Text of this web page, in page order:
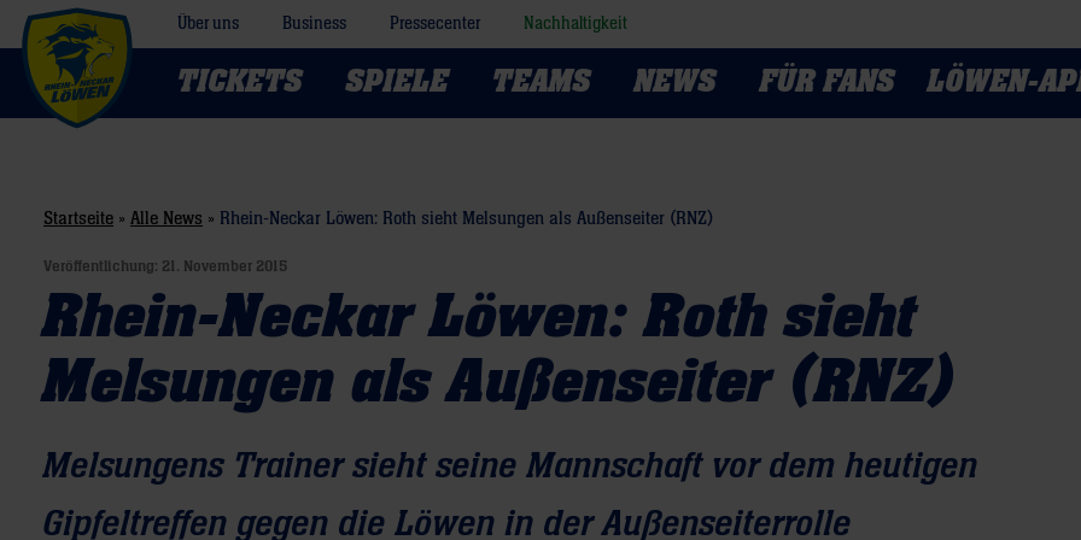
Über uns Business Pressecenter Nachhaltigkeit
TICKETS SPIELE TEAMS NEWS FÜR FANS LÖWEN-
Startseite » Alle News » Rhein-Neckar Löwen: Roth sieht Melsungen als Außenseiter (RNZ)
Veröffentlichung: 21. November 2015
Rhein-Neckar Löwen: Roth sieht
Melsungen als Außenseiter (RNZ)
Melsungens Trainer sieht seine Mannschaft vor dem heutigen
Gipfeltreffen gegen die Löwen in der Außenseiterrolle